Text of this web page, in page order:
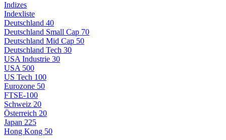
Indizes
Indexliste
Deutschland 40
Deutschland Small Cap 70
Deutschland Mid Cap 50
Deutschland Tech 30
USA Industrie 30
USA 500
US Tech 100
Eurozone 50
FTSE-100
Schweiz 20
Österreich 20
Japan 225
Hong Kong 50